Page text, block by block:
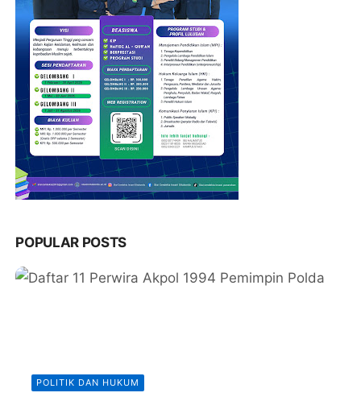
POPULAR POSTS
POLITIK DAN HUKUM